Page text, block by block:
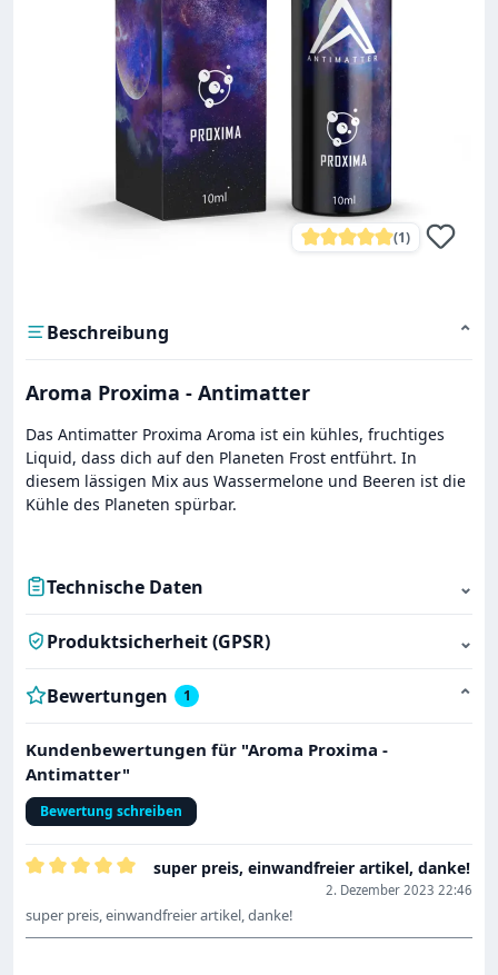
Durchschnittliche
(1)
Beschreibung ⌄
Aroma Proxima - Antimatter
Das Antimatter Proxima Aroma ist ein kühles, fruchtiges
Liquid, dass dich auf den Planeten Frost entführt. In
diesem lässigen Mix aus Wassermelone und Beeren ist die
Kühle des Planeten spürbar.
Technische Daten ⌄
Produktsicherheit (GPSR) ⌄
Bewertungen 1 ⌄
Kundenbewertungen für "Aroma Proxima -
Antimatter"
Bewertung schreiben
2. Dezember 2023 22:46
super preis, einwandfreier artikel, danke!
super preis, einwandfreier artikel, danke!